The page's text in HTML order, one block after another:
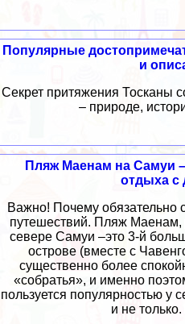
Популярные
и
Секрет притяжения Тосканы
– природе,
Пляж Маенам на Самуи
отдыха с
Важно! Почему обязательно
путешествий. Пляж
севере Самуи –это 3-й
острове (вместе с
существенно более
«собратья», и именно
пользуется популярностью у
и не